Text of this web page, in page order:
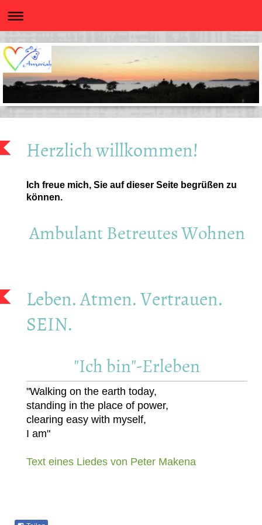
Herzlich willkommen!
Ich freue mich, Sie auf dieser Seite begrüßen zu
können.
Ambulant Betreutes Wohnen
Leben. Atmen. Vertrauen.
SEIN.
"Ich bin"-Erleben
"Walking on the earth today,
standing in the place of power,
clearing easy with myself,
I am"
Text eines Liedes von Peter Makena